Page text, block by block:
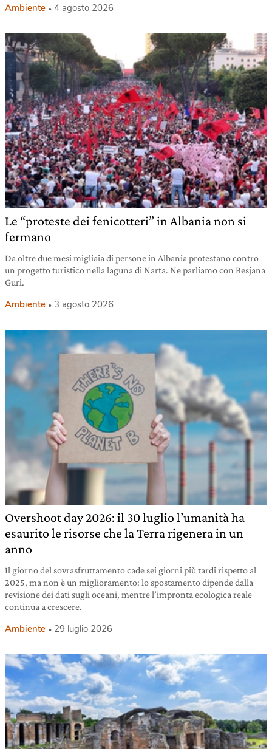
Ambiente 4 agosto 2026
Le “proteste dei fenicotteri” in Albania non si
fermano
Da oltre due mesi migliaia di persone in Albania protestano contro
un progetto turistico nella laguna di Narta. Ne parliamo con Besjana
Guri.
Ambiente 3 agosto 2026
Overshoot day 2026: il 30 luglio l’umanità ha
esaurito le risorse che la Terra rigenera in un
anno
Il giorno del sovrasfruttamento cade sei giorni più tardi rispetto al
2025, ma non è un miglioramento: lo spostamento dipende dalla
revisione dei dati sugli oceani, mentre l’impronta ecologica reale
continua a crescere.
Ambiente 29 luglio 2026